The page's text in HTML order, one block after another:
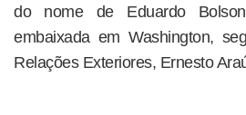
do nome de Eduardo
embaixada em Washington,
Relações Exteriores, Ernesto